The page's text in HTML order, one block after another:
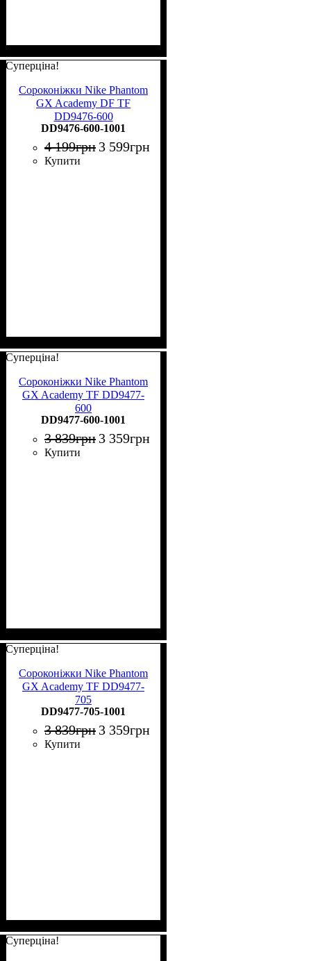
Суперціна!
Сороконіжки Nike Phantom
GX Academy DF TF
DD9476-600
DD9476-600-1001
4 199грн 3 599грн
Купити
Суперціна!
Сороконіжки Nike Phantom
GX Academy TF DD9477-
600
DD9477-600-1001
3 839грн 3 359грн
Купити
Суперціна!
Сороконіжки Nike Phantom
GX Academy TF DD9477-
705
DD9477-705-1001
3 839грн 3 359грн
Купити
Суперціна!